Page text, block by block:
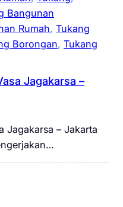
Bangunan
Rumah, Tukang
Borongan, Tukang
Jagakarsa –
Jagakarsa – Jakarta